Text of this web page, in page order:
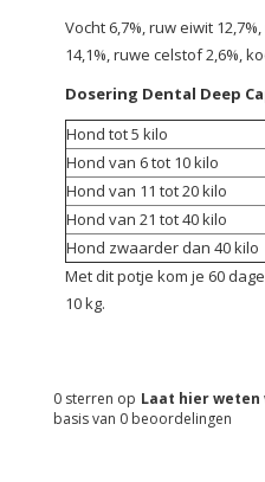
Vocht 6,7%, ruw eiwit
14,1%, ruwe celstof 2,6%,
Dosering Dental Deep
Hond tot 5 kilo
Hond van 6 tot 10 kilo
Hond van 11 tot 20 kilo
Hond van 21 tot 40 kilo
Hond zwaarder dan 40 kilo
Met dit potje kom je 60
10 kg.
Laat hier
0 sterren op
basis van 0 beoordelingen